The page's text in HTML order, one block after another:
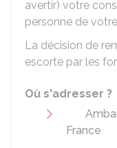
avertir) votre
personne de
La décision de
escorte par les
Où s'adresser ?
France